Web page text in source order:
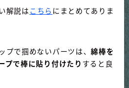
解説は こちら にまとめてありま
プで掴めないパーツは、綿棒を
プで棒に貼り付けたり すると良